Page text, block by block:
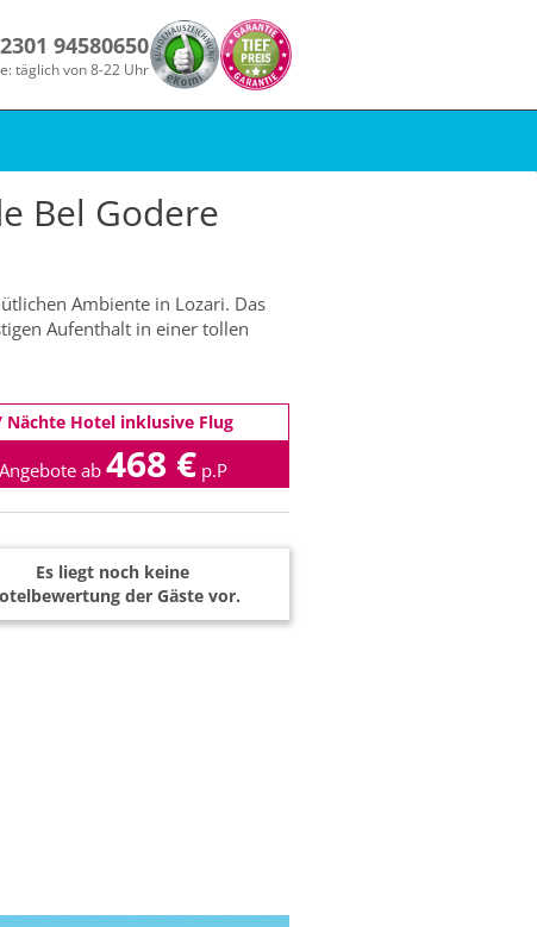
94580650
täglich von 8-22 Uhr
Bel Godere
Ambiente in Lozari. Das
Aufenthalt in einer tollen
Nächte Hotel inklusive Flug
Angebote ab 468 € p.P
Es liegt noch keine
der Gäste vor.